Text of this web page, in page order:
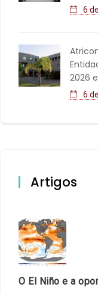
6
2026
6
Artigos
O El Niño e a oportunidade de fortalecer o controle externo das políticas